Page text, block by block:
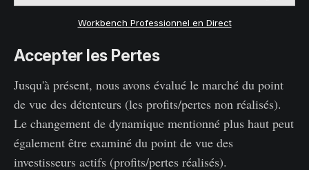
Workbench Professionnel en Direct
Accepter les Pertes
Jusqu'à présent, nous avons évalué le marché du point
de vue des détenteurs (les profits/pertes non réalisés).
Le changement de dynamique mentionné plus haut peut
également être examiné du point de vue des
investisseurs actifs (profits/pertes réalisés).